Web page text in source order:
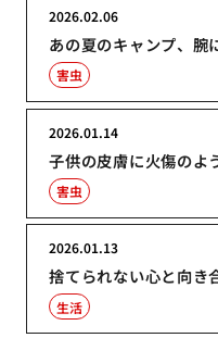
あの夏のキャンプ、腕
2026.02.06
害虫
子供の皮膚に火傷のよ
2026.01.14
害虫
捨てられない心と向き
2026.01.13
生活